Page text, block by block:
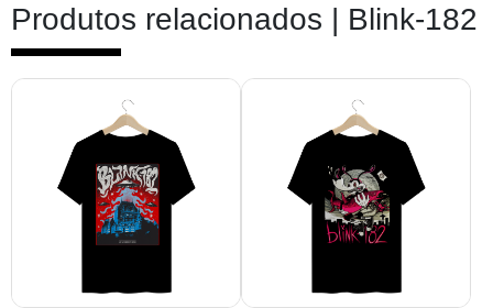
Produtos relacionados | Blink-182